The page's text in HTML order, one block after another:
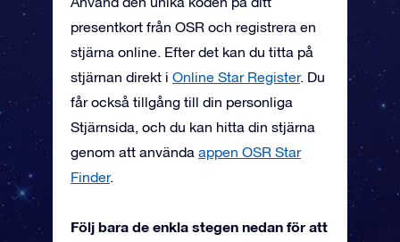
presentkort från OSR och registrera en
stjärna online. Efter det kan du titta på
stjärnan direkt i Online Star Register. Du
får också tillgång till din personliga
Stjärnsida, och du kan hitta din stjärna
genom att använda appen OSR Star
Finder.
Följ bara de enkla stegen nedan för att